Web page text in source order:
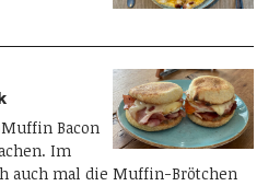
Bacon
Im
auch mal die Muffin-Brötchen